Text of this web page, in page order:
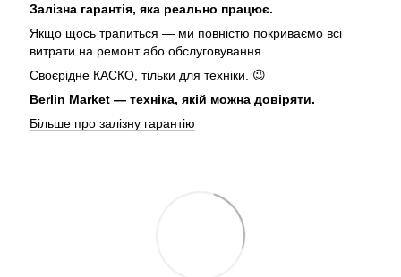
Залізна гарантія, яка реально працює.
Якщо щось трапиться — ми повністю покриваємо всі
витрати на ремонт або обслуговування.
Своєрідне КАСКО, тільки для техніки. 😉
Berlin Market — техніка, якій можна довіряти.
Більше про залізну гарантію